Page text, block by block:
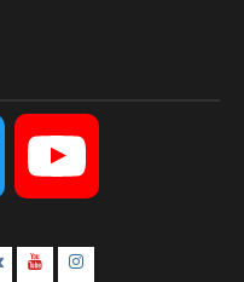
Twitter
YoutubeInstagram